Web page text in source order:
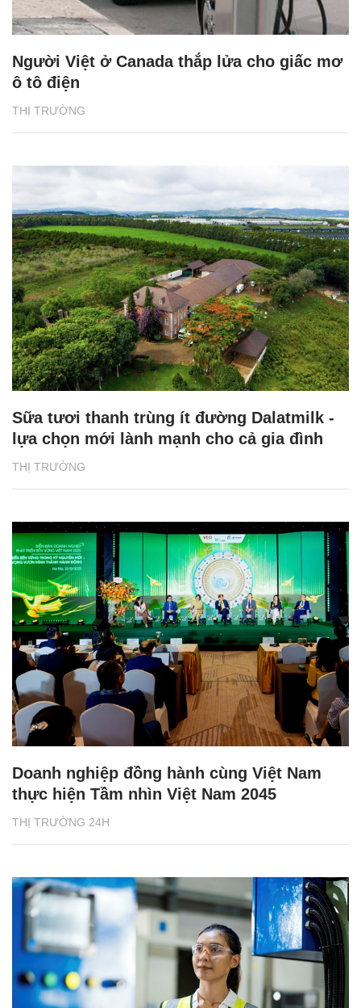
THỊ TRƯỜNG
Người Việt ở Canada thắp lửa cho giấc mơ
ô tô điện
THỊ TRƯỜNG
Sữa tươi thanh trùng ít đường Dalatmilk -
lựa chọn mới lành mạnh cho cả gia đình
THỊ TRƯỜNG 24H
Doanh nghiệp đồng hành cùng Việt Nam
thực hiện Tầm nhìn Việt Nam 2045